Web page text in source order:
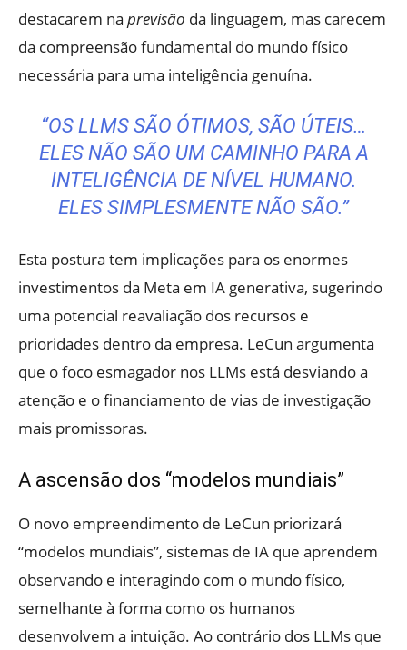
destacarem na previsão da linguagem, mas carecem
da compreensão fundamental do mundo físico
necessária para uma inteligência genuína.
“OS LLMS SÃO ÓTIMOS, SÃO ÚTEIS…
ELES NÃO SÃO UM CAMINHO PARA A
INTELIGÊNCIA DE NÍVEL HUMANO.
ELES SIMPLESMENTE NÃO SÃO.”
Esta postura tem implicações para os enormes
investimentos da Meta em IA generativa, sugerindo
uma potencial reavaliação dos recursos e
prioridades dentro da empresa. LeCun argumenta
que o foco esmagador nos LLMs está desviando a
atenção e o financiamento de vias de investigação
mais promissoras.
A ascensão dos “modelos mundiais”
O novo empreendimento de LeCun priorizará
“modelos mundiais”, sistemas de IA que aprendem
observando e interagindo com o mundo físico,
semelhante à forma como os humanos
desenvolvem a intuição. Ao contrário dos LLMs que